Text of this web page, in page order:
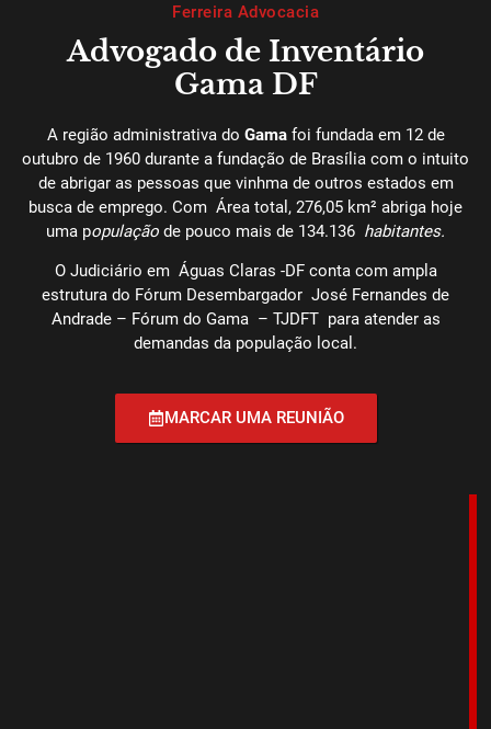
Ferreira Advocacia
Advogado de Inventário
Gama DF
A região administrativa do Gamafoi fundada em 12 de
outubro de 1960 durante a fundação de Brasília com o intuito
de abrigar as pessoas que vinhma de outros estados em
busca de emprego. Com Área total, 276,05 km² abriga hoje
uma população de pouco mais de 134.136 habitantes.
O Judiciário em Águas Claras -DF conta com ampla
estrutura do Fórum Desembargador José Fernandes de
Andrade – Fórum do Gama – TJDFT para atender as
demandas da população local.
MARCAR UMA REUNIÃO